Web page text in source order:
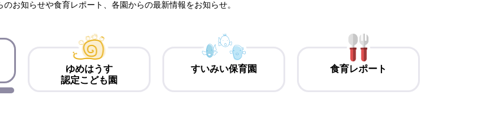
のお知らせや食育レポート、各園からの最新情報をお知らせ。
ゆめはうす
認定こども園
すいみい保育園 食育レポート